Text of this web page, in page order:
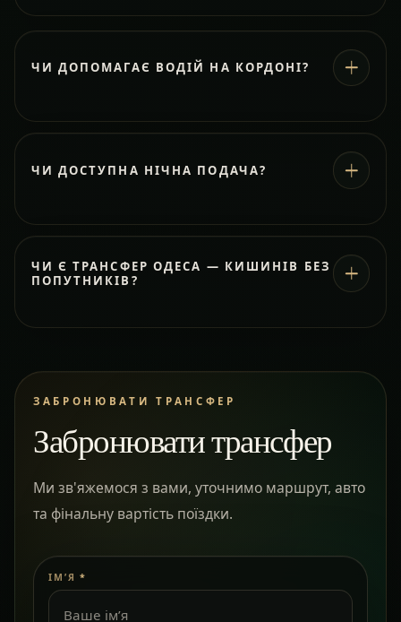
ЧИ ДОПОМАГАЄ ВОДІЙ НА КОРДОНІ?
ЧИ ДОСТУПНА НІЧНА ПОДАЧА?
ЧИ Є ТРАНСФЕР ОДЕСА — КИШИНІВ БЕЗ
ПОПУТНИКІВ?
ЗАБРОНЮВАТИ ТРАНСФЕР
Забронювати трансфер
Ми зв'яжемося з вами, уточнимо маршрут, авто
та фінальну вартість поїздки.
ІМ’Я *